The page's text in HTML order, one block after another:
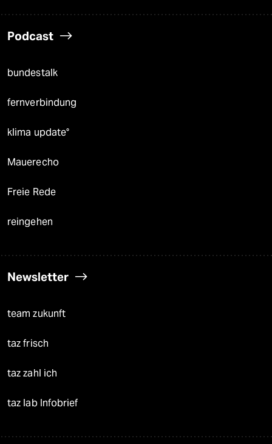
Podcast
bundestalk
fernverbindung
klima update°
Mauerecho
Freie Rede
reingehen
Newsletter
team zukunft
taz frisch
taz zahl ich
taz lab Infobrief